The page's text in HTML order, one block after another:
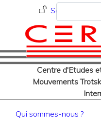
Menu du
Se connecter
Centre d'Etudes
Mouvements
Rechercher
Navigation
Qui sommes-nous ?